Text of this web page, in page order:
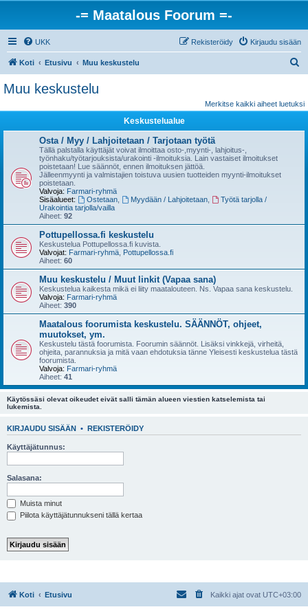
-= Maatalous Foorum =-
UKK Kirjaudu sisään
Rekisteröidy
Koti Etusivu Muu keskustelu
i
Muu keskustelu
Merkitse kaikki aiheet luetuksi
Keskustelualue
Osta / Myy / Lahjoitetaan / Tarjotaan työtä
Tällä palstalla käyttäjät voivat ilmoittaa osto-,myynti-, lahjoitus-,
työnhaku/työtarjouksista/urakointi -ilmoituksia. Lain vastaiset ilmoitukset
poistetaan! Lue säännöt, ennen ilmoituksen jättöä.
Jälleenmyynti ja valmistajien toistuva uusien tuotteiden myynti-ilmoitukset
poistetaan.
Valvoja: Farmari-ryhmä
Sisäalueet:
Ostetaan, Myydään / Lahjoitetaan,
Työtä tarjolla /
Urakointia tarjolla/vailla
Aiheet: 92
Pottupellossa.fi keskustelu
Keskustelua Pottupellossa.fi kuvista.
Valvojat: Farmari-ryhmä Pottupellossa.fi
Aiheet: 60
Muu keskustelu / Muut linkit (Vapaa sana)
Keskustelua kaikesta mikä ei liity maatalouteen. Ns. Vapaa sana keskustelu.
Valvoja: Farmari-ryhmä
Aiheet: 390
Maatalous foorumista keskustelu. SÄÄNNÖT, ohjeet,
muutokset, ym.
Keskustelu tästä foorumista. Foorumin säännöt. Lisäksi vinkkejä, virheitä,
ohjeita, parannuksia ja mitä vaan ehdotuksia tänne Yleisesti keskustelua tästä
foorumista.
Valvoja: Farmari-ryhmä
Aiheet: 41
Käytössäsi olevat oikeudet eivät salli tämän alueen viestien katselemista tai
lukemista.
KIRJAUDU SISÄÄN • REKISTERÖIDY
Käyttäjätunnus:
Salasana:
Muista minut
Piilota käyttäjätunnukseni tällä kertaa
Koti Etusivu Kaikki ajat ovat UTC+03:00